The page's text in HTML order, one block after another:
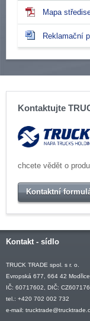
Mapa
Reklamační
Kontaktujte
chcete vědět o
Kontaktní
Kontakt - sídlo
TRUCK TRADE spol. s r. o.
Evropská 677, 664 42
IČ: 60717602, DIČ:
tel.: +420 702 002 732
e-mail: